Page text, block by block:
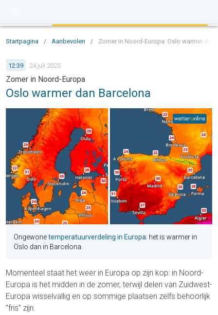
Startpagina / Aanbevolen / Zomer in Noord-Europa: Oslo warmer dan
12:39 24 juli 2025
Zomer in Noord-Europa
Oslo warmer dan Barcelona
Ongewonetemperatuurverdeling in Europa: het is warmer in
Oslo dan in Barcelona.
Momenteel staat het weer in Europa op zijn kop: in Noord-
Europa is het midden in de zomer, terwijl delen van Zuidwest-
Europa wisselvallig en op sommige plaatsen zelfs behoorlijk
"fris" zijn.